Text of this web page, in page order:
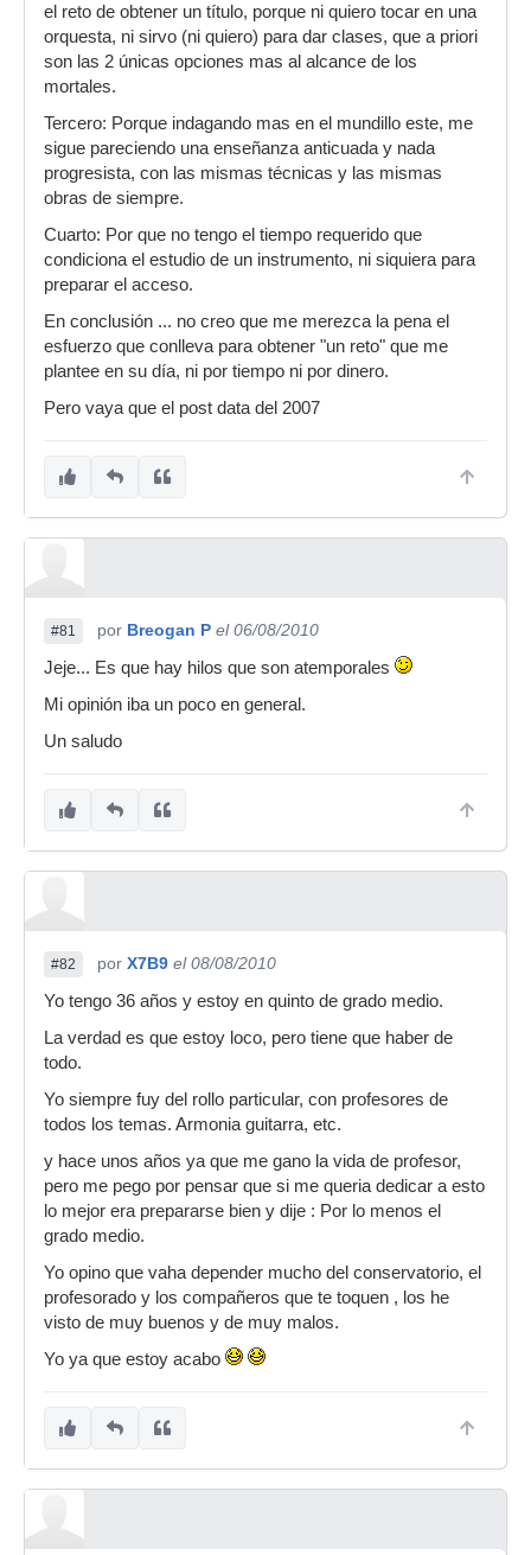
el reto de obtener un título, porque ni quiero tocar en una
orquesta, ni sirvo (ni quiero) para dar clases, que a priori
son las 2 únicas opciones mas al alcance de los
mortales.
Tercero: Porque indagando mas en el mundillo este, me
sigue pareciendo una enseñanza anticuada y nada
progresista, con las mismas técnicas y las mismas
obras de siempre.
Cuarto: Por que no tengo el tiempo requerido que
condiciona el estudio de un instrumento, ni siquiera para
preparar el acceso.
En conclusión ... no creo que me merezca la pena el
esfuerzo que conlleva para obtener "un reto" que me
plantee en su día, ni por tiempo ni por dinero.
Pero vaya que el post data del 2007
#81 por Breogan P el 06/08/2010
Jeje... Es que hay hilos que son atemporales
Mi opinión iba un poco en general.
Un saludo
#82 por X7B9 el 08/08/2010
Yo tengo 36 años y estoy en quinto de grado medio.
La verdad es que estoy loco, pero tiene que haber de
todo.
Yo siempre fuy del rollo particular, con profesores de
todos los temas. Armonia guitarra, etc.
y hace unos años ya que me gano la vida de profesor,
pero me pego por pensar que si me queria dedicar a esto
lo mejor era prepararse bien y dije : Por lo menos el
grado medio.
Yo opino que vaha depender mucho del conservatorio, el
profesorado y los compañeros que te toquen , los he
visto de muy buenos y de muy malos.
Yo ya que estoy acabo